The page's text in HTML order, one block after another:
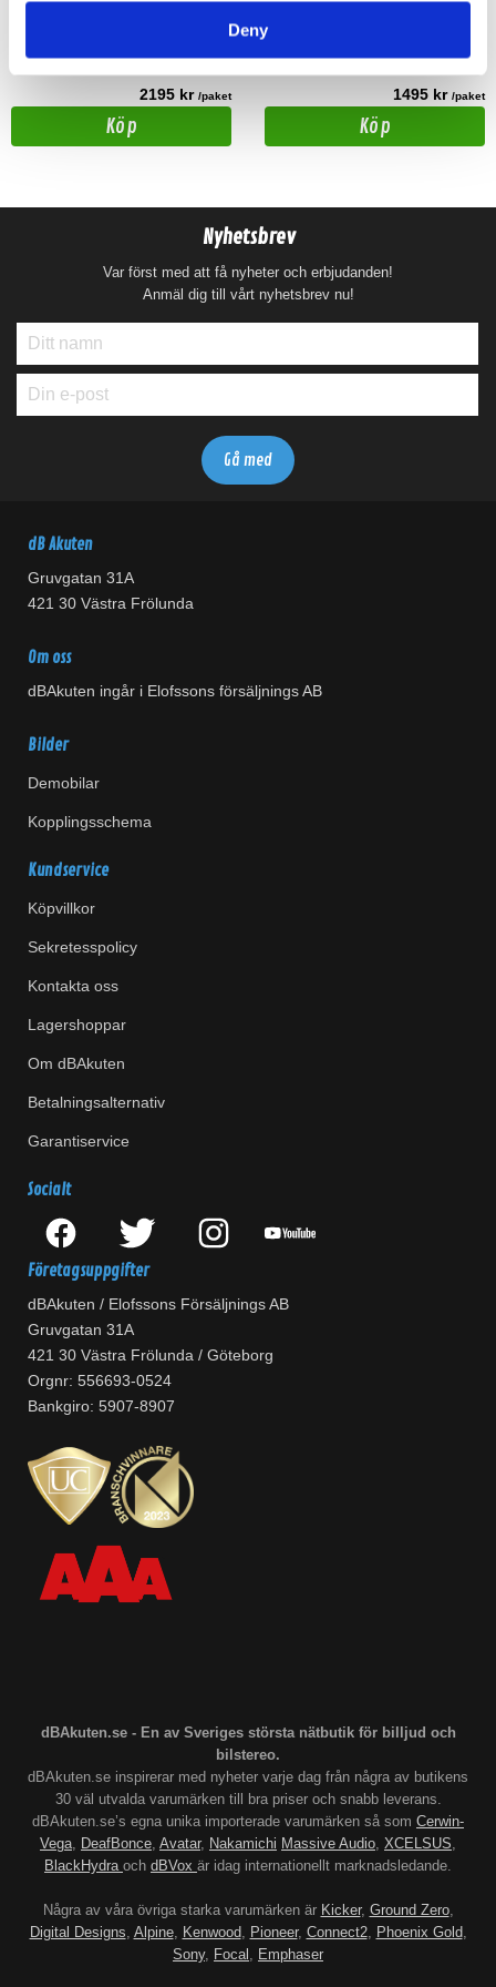
Deny
2195 kr /paket
Köp
Finns i lagershop Göteborg
1495 kr /paket
Köp
Nyhetsbrev
Var först med att få nyheter och erbjudanden!
Anmäl dig till vårt nyhetsbrev nu!
dB Akuten
Gruvgatan 31A
421 30 Västra Frölunda
Om oss
dBAkuten ingår i Elofssons försäljnings AB
Bilder
Demobilar
Kopplingsschema
Kundservice
Köpvillkor
Sekretesspolicy
Kontakta oss
Lagershoppar
Om dBAkuten
Betalningsalternativ
Garantiservice
Socialt
Företagsuppgifter
dBAkuten / Elofssons Försäljnings AB
Gruvgatan 31A
421 30 Västra Frölunda / Göteborg
Orgnr: 556693-0524
Bankgiro: 5907-8907
dBAkuten.se - En av Sveriges största nätbutik för billjud och
bilstereo.
dBAkuten.se inspirerar med nyheter varje dag från några av butikens
30 väl utvalda varumärken till bra priser och snabb leverans.
dBAkuten.se’s egna unika importerade varumärken så som Cerwin-
Vega, DeafBonce, Avatar, Nakamichi Massive Audio, XCELSUS,
BlackHydra och dBVox är idag internationellt marknadsledande.
Några av våra övriga starka varumärken är Kicker, Ground Zero,
Digital Designs, Alpine, Kenwood, Pioneer, Connect2, Phoenix Gold,
Sony, Focal , Emphaser